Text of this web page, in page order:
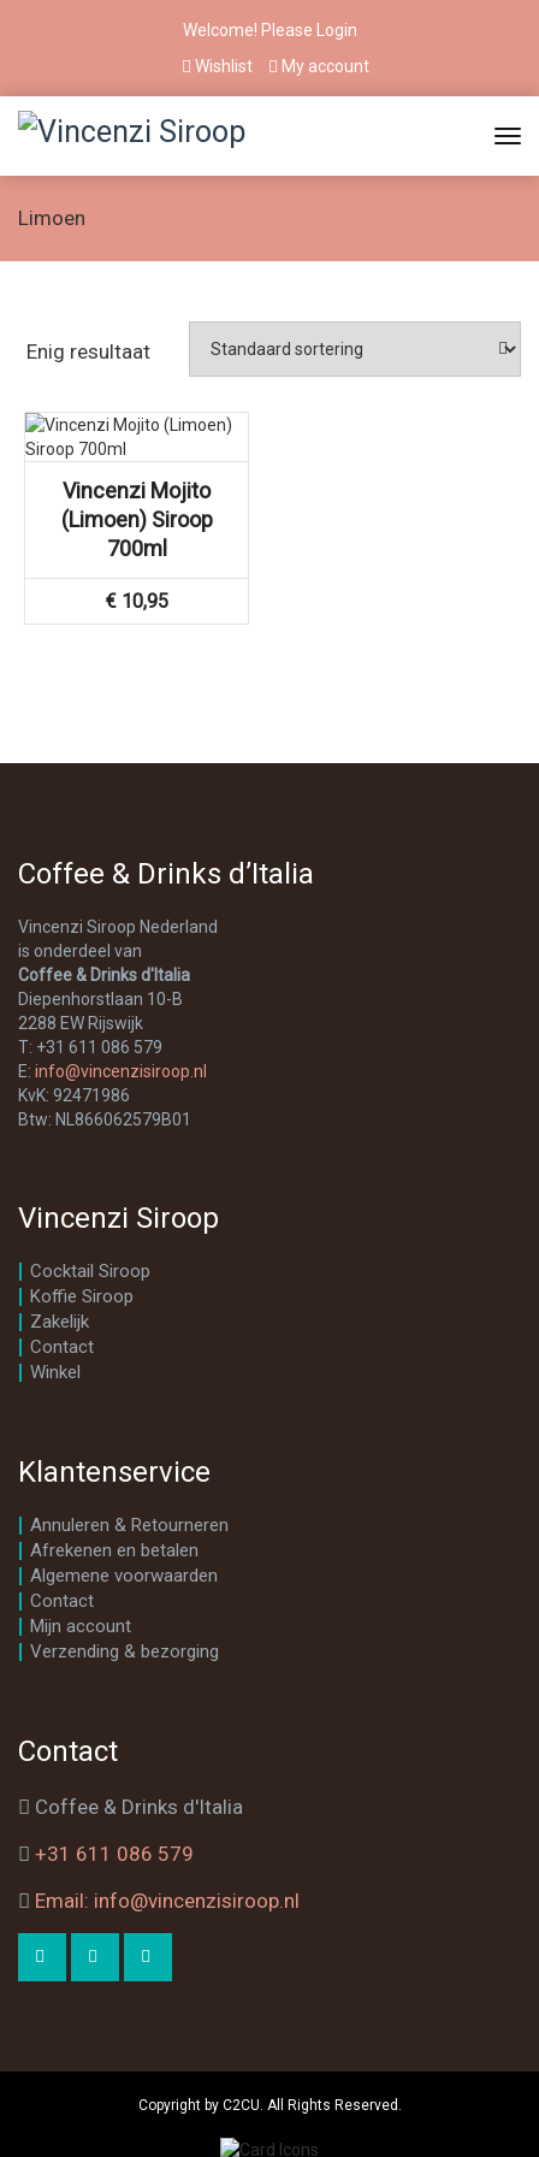
Welcome! Please
Login
Wishlist
My account
Limoen
Enig resultaat
Vincenzi Mojito
(Limoen) Siroop
700ml
€10,95
Coffee & Drinks d’Italia
Vincenzi Siroop Nederland
is onderdeel van
Coffee & Drinks d'Italia
Diepenhorstlaan 10-B
2288 EW Rijswijk
T: +31 611 086 579
E: info@vincenzisiroop.nl
KvK: 92471986
Btw: NL866062579B01
Vincenzi Siroop
Cocktail Siroop
Koffie Siroop
Zakelijk
Contact
Winkel
Klantenservice
Annuleren & Retourneren
Afrekenen en betalen
Algemene voorwaarden
Contact
Mijn account
Verzending & bezorging
Contact
Coffee & Drinks d'Italia
+31 611 086 579
Email: info@vincenzisiroop.nl
Copyright by C2CU. All Rights Reserved.